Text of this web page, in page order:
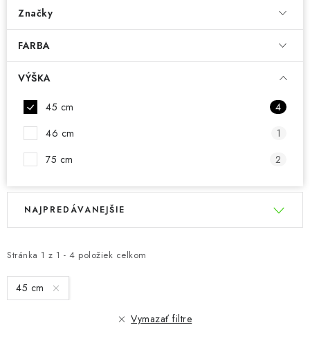
Obchodné podmienky 2024
Značky
FARBA
VÝŠKA
45 cm
4
46 cm
1
75 cm
2
V
i
s
p
Stránka 1 z 1 - 4 položiek celkom
R
e
n
i
NAJPREDÁVANEJŠIE
45 cm
Vymazať filtre